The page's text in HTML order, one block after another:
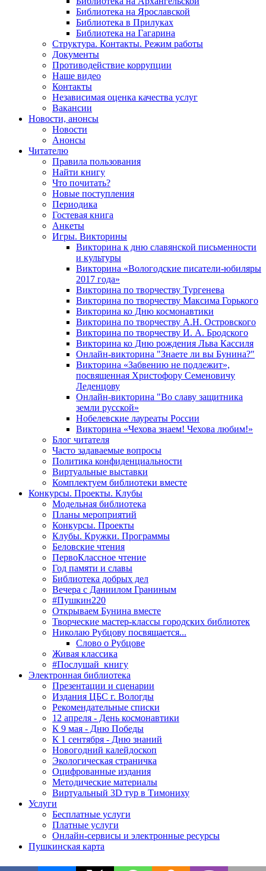
Библиотека на Ярославской
Библиотека в Прилуках
Библиотека на Гагарина
Структура. Контакты. Режим работы
Документы
Противодействие коррупции
Наше видео
Контакты
Независимая оценка качества услуг
Вакансии
Новости, анонсы
Новости
Анонсы
Читателю
Правила пользования
Найти книгу
Что почитать?
Новые поступления
Периодика
Гостевая книга
Анкеты
Игры. Викторины
Викторина к дню славянской письменности
и культуры
Викторина «Вологодские писатели-юбиляры
2017 года»
Викторина по творчеству Тургенева
Викторина по творчеству Максима Горького
Викторина ко Дню космонавтики
Викторина по творчеству А.Н. Островского
Викторина по творчеству И. А. Бродского
Викторина ко Дню рождения Льва Кассиля
Онлайн-викторина "Знаете ли вы Бунина?"
Викторина «Забвению не подлежит»,
посвященная Христофору Семеновичу
Леденцову
Онлайн-викторина "Во славу защитника
земли русской»
Нобелевские лауреаты России
Викторина «Чехова знаем! Чехова любим!»
Блог читателя
Часто задаваемые вопросы
Политика конфиденциальности
Виртуальные выставки
Комплектуем библиотеки вместе
Конкурсы. Проекты. Клубы
Модельная библиотека
Планы мероприятий
Конкурсы. Проекты
Клубы. Кружки. Программы
Беловские чтения
ПервоКлассное чтение
Год памяти и славы
Библиотека добрых дел
Вечера с Даниилом Граниным
#Пушкин220
Открываем Бунина вместе
Творческие мастер-классы городских библиотек
Николаю Рубцову посвящается...
Слово о Рубцове
Живая классика
#Послушай_книгу
Электронная библиотека
Презентации и сценарии
Издания ЦБС г. Вологды
Рекомендательные списки
12 апреля - День космонавтики
К 9 мая - Дню Победы
К 1 сентября - Дню знаний
Новогодний калейдоскоп
Экологическая страничка
Оцифрованные издания
Методические материалы
Виртуальный 3D тур в Тимониху
Услуги
Бесплатные услуги
Платные услуги
Онлайн-сервисы и электронные ресурсы
Пушкинская карта